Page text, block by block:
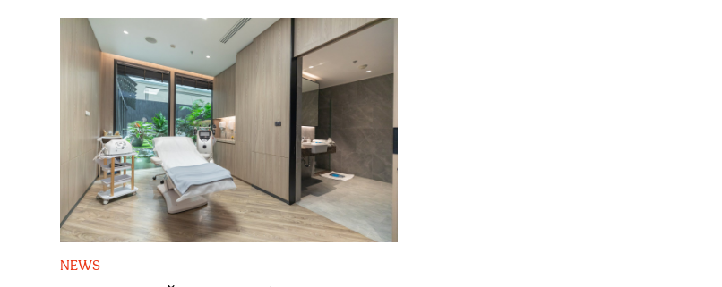
NEWS